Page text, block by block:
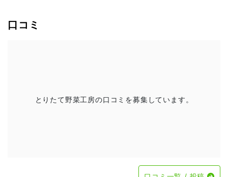
口コミ
とりたて野菜工房の口コミを募集しています。